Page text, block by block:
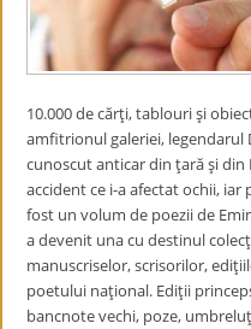
10.000 de cărţi, tablouri şi
amfitrionul galeriei, legendarul
cunoscut anticar din ţară şi
accident ce i-a afectat ochii,
fost un volum de poezii de
a devenit una cu destinul
manuscriselor, scrisorilor,
poetului naţional. Ediţii
bancnote vechi, poze,